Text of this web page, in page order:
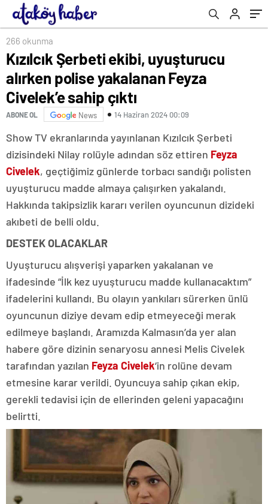
266 okunma
Kızılcık Şerbeti ekibi, uyuşturucu
alırken polise yakalanan Feyza
Civelek’e sahip çıktı
ABONE OL News 14 Haziran 2024 00:09
Show TV ekranlarında yayınlanan Kızılcık Şerbeti
dizisindeki Nilay rolüyle adından söz ettiren Feyza
Civelek, geçtiğimiz günlerde torbacı sandığı polisten
uyuşturucu madde almaya çalışırken yakalandı.
Hakkında takipsizlik kararı verilen oyuncunun dizideki
akıbeti de belli oldu.
DESTEK OLACAKLAR
Uyuşturucu alışverişi yaparken yakalanan ve
ifadesinde “İlk kez uyuşturucu madde kullanacaktım”
ifadelerini kullandı. Bu olayın yankıları sürerken ünlü
oyuncunun diziye devam edip etmeyeceği merak
edilmeye başlandı. Aramızda Kalmasın’da yer alan
habere göre dizinin senaryosu annesi Melis Civelek
tarafından yazılan Feyza Civelek‘in rolüne devam
etmesine karar verildi. Oyuncuya sahip çıkan ekip,
gerekli tedavisi için de ellerinden geleni yapacağını
belirtti.